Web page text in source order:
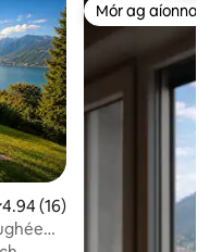
4.94 as 5, 16
4.94 (16)
Mór ag aíonna
Mór ag aíonna